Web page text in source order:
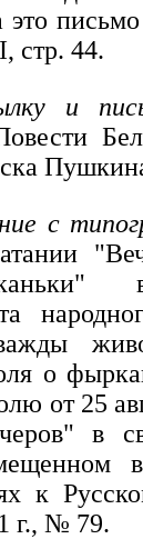
стр. 44.
и
с
о
от 25
в
к
г., № 79.